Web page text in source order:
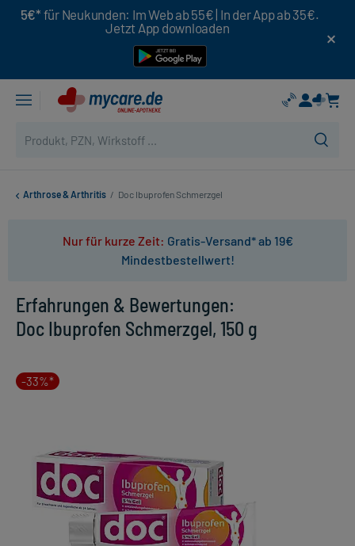
5€* für Neukunden: Im Web ab 55€ | In der App ab 35€.
Jetzt App downloaden
Arthrose & Arthritis / Doc Ibuprofen Schmerzgel
Nur für kurze Zeit: Gratis-Versand* ab 19€
Mindestbestellwert!
Erfahrungen & Bewertungen:
Doc Ibuprofen Schmerzgel, 150 g
-33%*